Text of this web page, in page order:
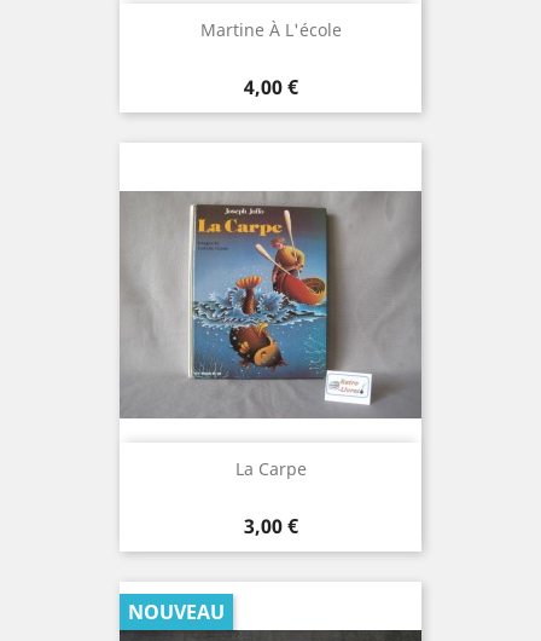
Martine À L'école
Prix
4,00 €
La Carpe
Prix
3,00 €
NOUVEAU